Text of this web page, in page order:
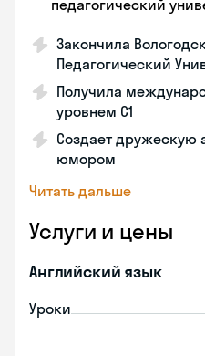
педагогический
Закончила
Педагогический
Получила
уровнем C1
Создает дружескую
юмором
Читать дальше
Услуги и цены
Английский язык
Уроки